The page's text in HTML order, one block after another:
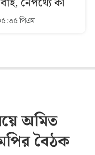
পিএম
অমিত
বৈঠক